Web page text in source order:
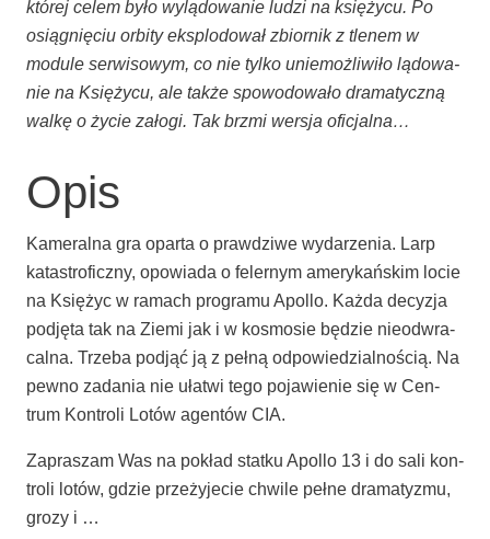
któ­rej celem było wylą­do­wa­nie ludzi na księ­ży­cu. Po
osią­gnię­ciu orbi­ty eks­plo­do­wał zbior­nik z tle­nem w
modu­le ser­wi­so­wym, co nie tyl­ko unie­moż­li­wi­ło lądo­wa­
nie na Księ­ży­cu, ale tak­że spo­wo­do­wa­ło dra­ma­tycz­ną
wal­kę o życie zało­gi. Tak brzmi wer­sja oficjalna…
Opis
Kame­ral­na gra opar­ta o praw­dzi­we wyda­rze­nia. Larp
kata­stro­ficz­ny, opo­wia­da o feler­nym ame­ry­kań­skim locie
na Księ­życ w ramach pro­gra­mu Apol­lo. Każ­da decy­zja
pod­ję­ta tak na Zie­mi jak i w kosmo­sie będzie nie­od­wra­
cal­na. Trze­ba pod­jąć ją z peł­ną odpo­wie­dzial­no­ścią. Na
pew­no zada­nia nie uła­twi tego poja­wie­nie się w Cen­
trum Kon­tro­li Lotów agen­tów CIA.
Zapra­szam Was na pokład stat­ku Apol­lo 13 i do sali kon­
tro­li lotów, gdzie prze­ży­je­cie chwi­le peł­ne dra­ma­ty­zmu,
gro­zy i …